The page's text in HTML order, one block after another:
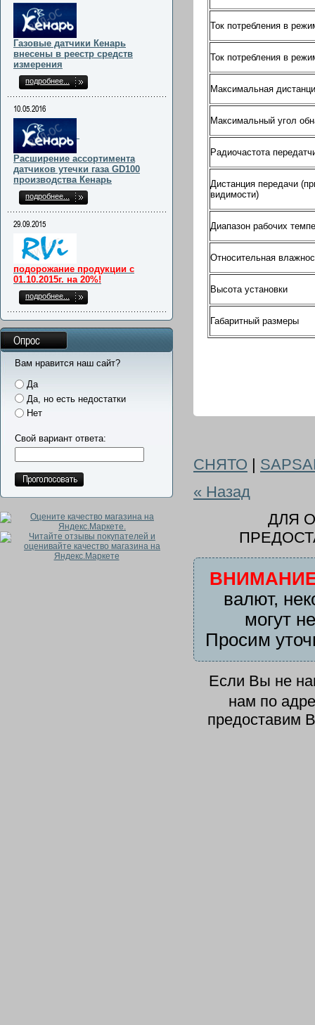
Ток потребления в
Ток потребления в
Максимальная
Максимальный угол
Радиочастота
Дистанция передачи
видимости)
Диапазон рабочих
Относительная
Высота установки
Габаритный размеры
СНЯТО |
« Назад
ДЛЯ
валют,
могут
Просим
Если Вы не
нам по
предоставим
Газовые датчики Кенарь
внесены в реестр средств
измерения
подробнее...
10.05.2016
Расширение ассортимента
датчиков утечки газа GD100
производства Кенарь
подробнее...
29.09.2015
подорожание продукции с
01.10.2015г. на 20%!
подробнее...
Опрос
Вам нравится наш сайт?
Да
Да, но есть недостатки
Нет
Свой вариант ответа: